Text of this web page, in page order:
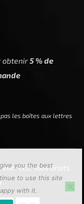
obtenir5 % de
les boîtes aux lettres
LLC, Tous droits
you the best
to use this site
with it.